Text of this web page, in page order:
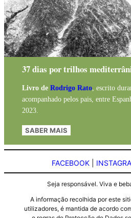
37 dias por trilhos
Livro de Rodrigo Rato, escrito
acompanhado pelos pais, entre
2023.
SABER MAIS
FACEBOOK
Seja responsável. Viva e
A informação recolhida por este
utilizadores, é mantida de acordo